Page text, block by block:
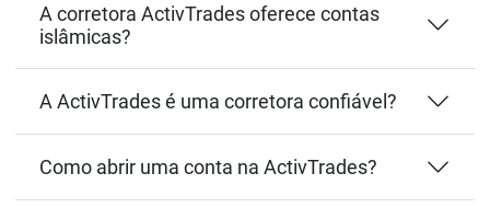
A corretora ActivTrades oferece contas
islâmicas?
A ActivTrades é uma corretora confiável?
Como abrir uma conta na ActivTrades?